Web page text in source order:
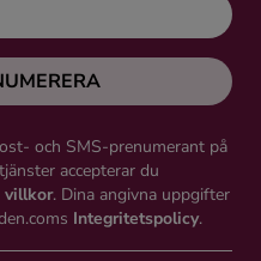
och SMS-prenumerant på
accepterar du
villkor. Dina angivna uppgifter
Integritetspolicy.